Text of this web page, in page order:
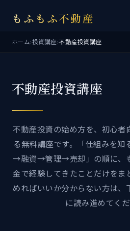
もふもふ不動産
ホーム›投資講座›不動産投資講座
不動産投資講座
不動産投資の始め方を、初心者
る無料講座です。「仕組みを
→融資→管理→売却」の順に、
金で経験してきたことだけをま
めればいいか分からない方は、
に読み進めてくだ